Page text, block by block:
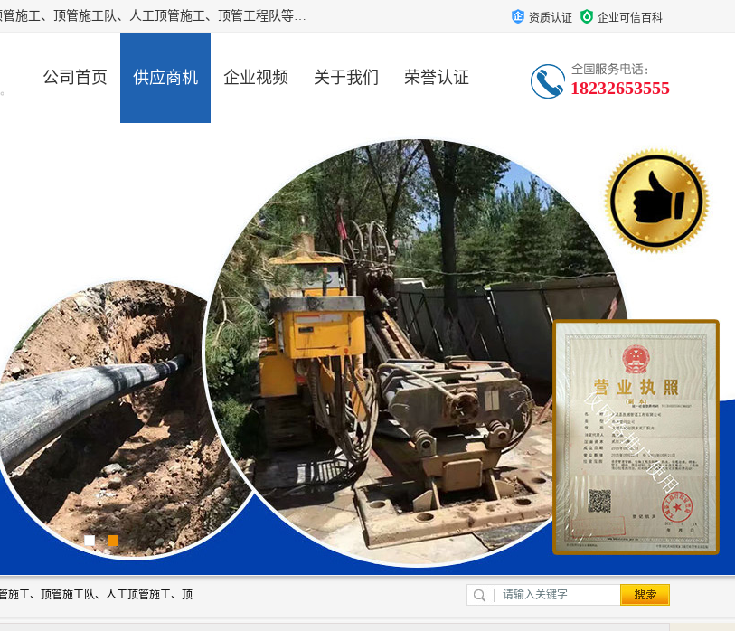
大城县胜越管道工程公司主要经营非开挖顶管工程、专业顶管施工、过路顶管施工、顶管施工队、人工顶管施工、顶管工程队等。主要从事南宁、甘肃、南宁等地区的顶管施工。我工程队期待与市政地下管网铺设的电信，电力，污水等处理工作的同仁共同设计，互利共赢。 资质认证 企业可信百科
公司首页 供应商机 企业视频 关于我们 荣誉认证 18232653555
大城县胜越管道工程公司主要经营非开挖顶管工程、专业顶管施工、过路顶管施工、顶管施工队、人工顶管施工、顶管工程队等。主要从事南宁、甘肃、南宁等地区的顶管施工。我工程队期待与市政地下管网铺设的电信，电力，污水等处理工作的同仁共同设计，互利共赢。